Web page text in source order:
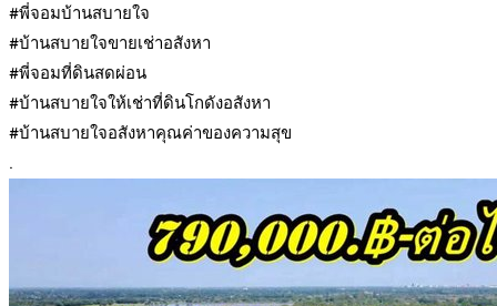
#พี่จอมบ้านสบายใจ
#บ้านสบายใจขายเช่าอสังหา
#พี่จอมที่ดินสดผ่อน
#บ้านสบายใจให้เช่าที่ดินโกดังอสังหา
#บ้านสบายใจอสังหาคุณค่าของความสุข
.